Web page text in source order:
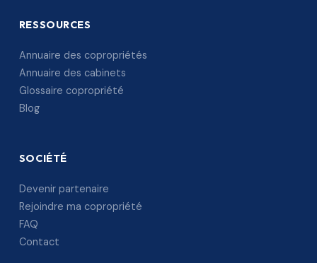
RESSOURCES
Annuaire des copropriétés
Annuaire des cabinets
Glossaire copropriété
Blog
SOCIÉTÉ
Devenir partenaire
Rejoindre ma copropriété
FAQ
Contact